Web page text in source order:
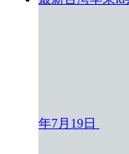
年7月19日